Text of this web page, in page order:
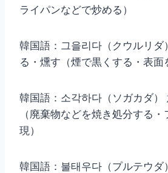
ライパンなどで炒める）
韓国語：그을리다（クウルリダ
る・燻す（煙で黒くする・表面
韓国語：소각하다（ソガカダ）
（廃棄物などを焼き処分する
現）
韓国語：불태우다（プルテウダ